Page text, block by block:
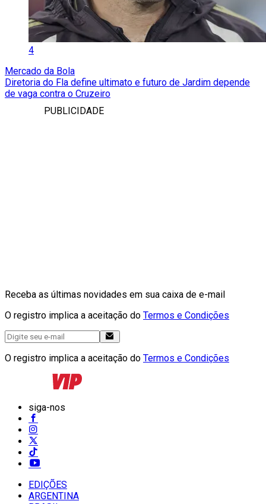
4
Mercado da Bola
Diretoria do Fla define ultimato e futuro de Jardim depende
de vaga contra o Cruzeiro
PUBLICIDADE
Receba as últimas novidades em sua caixa de e-mail
O registro implica a aceitação do Termos e Condições
O registro implica a aceitação do Termos e Condições
siga-nos
EDIÇÕES
ARGENTINA